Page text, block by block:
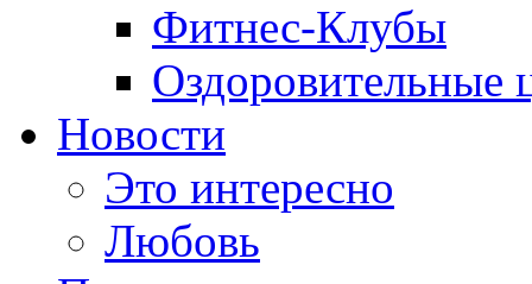
Фитнес-Клубы
Оздоровительные
Новости
Это интересно
Любовь